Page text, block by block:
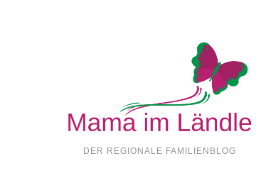
DER REGIONALE FAMILIENBLOG